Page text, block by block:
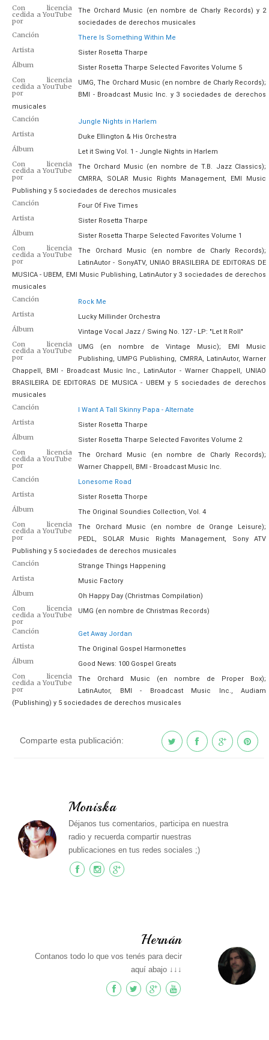
Con licencia
cedida a YouTube
por
The Orchard Music (en nombre de Charly Records) y 2
sociedades de derechos musicales
Canción There Is Something Within Me
Artista Sister Rosetta Tharpe
Álbum Sister Rosetta Tharpe Selected Favorites Volume 5
Con licencia
cedida a YouTube
por
UMG, The Orchard Music (en nombre de Charly Records);
BMI - Broadcast Music Inc. y 3 sociedades de derechos
musicales
Canción Jungle Nights in Harlem
Artista Duke Ellington & His Orchestra
Álbum Let it Swing Vol. 1 - Jungle Nights in Harlem
Con licencia
cedida a YouTube
por
The Orchard Music (en nombre de T.B. Jazz Classics);
CMRRA, SOLAR Music Rights Management, EMI Music
Publishing y 5 sociedades de derechos musicales
Canción Four Of Five Times
Artista Sister Rosetta Tharpe
Álbum Sister Rosetta Tharpe Selected Favorites Volume 1
Con licencia
cedida a YouTube
por
The Orchard Music (en nombre de Charly Records);
LatinAutor - SonyATV, UNIAO BRASILEIRA DE EDITORAS DE
MUSICA - UBEM, EMI Music Publishing, LatinAutor y 3 sociedades de derechos
musicales
Canción Rock Me
Artista Lucky Millinder Orchestra
Álbum Vintage Vocal Jazz / Swing No. 127 - LP: "Let It Roll"
Con licencia
cedida a YouTube
por
UMG (en nombre de Vintage Music); EMI Music
Publishing, UMPG Publishing, CMRRA, LatinAutor, Warner
Chappell, BMI - Broadcast Music Inc., LatinAutor - Warner Chappell, UNIAO
BRASILEIRA DE EDITORAS DE MUSICA - UBEM y 5 sociedades de derechos
musicales
Canción I Want A Tall Skinny Papa - Alternate
Artista Sister Rosetta Tharpe
Álbum Sister Rosetta Tharpe Selected Favorites Volume 2
Con licencia
cedida a YouTube
por
The Orchard Music (en nombre de Charly Records);
Warner Chappell, BMI - Broadcast Music Inc.
Canción Lonesome Road
Artista Sister Rosetta Thorpe
Álbum The Original Soundies Collection, Vol. 4
Con licencia
cedida a YouTube
por
The Orchard Music (en nombre de Orange Leisure);
PEDL, SOLAR Music Rights Management, Sony ATV
Publishing y 5 sociedades de derechos musicales
Canción Strange Things Happening
Artista Music Factory
Álbum Oh Happy Day (Christmas Compilation)
Con licencia
cedida a YouTube
por
UMG (en nombre de Christmas Records)
Canción Get Away Jordan
Artista The Original Gospel Harmonettes
Álbum Good News: 100 Gospel Greats
Con licencia
cedida a YouTube
por
The Orchard Music (en nombre de Proper Box);
LatinAutor, BMI - Broadcast Music Inc., Audiam
(Publishing) y 5 sociedades de derechos musicales
Comparte esta publicación:
Moniska
Déjanos tus comentarios, participa en nuestra
radio y recuerda compartir nuestras
publicaciones en tus redes sociales ;)
Hernán
Contanos todo lo que vos tenés para decir
aquí abajo ↓↓↓